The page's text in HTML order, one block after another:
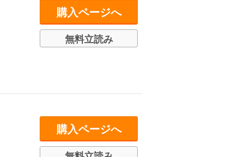
購入ページへ
無料立読み
購入ページへ